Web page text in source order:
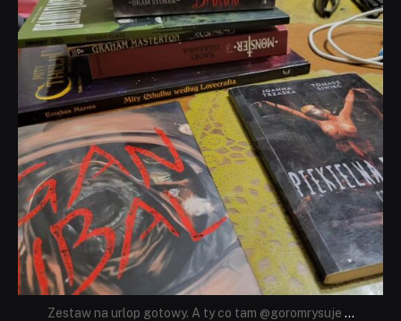
Zestaw na urlop gotowy. A ty co tam @goromrysuje ...